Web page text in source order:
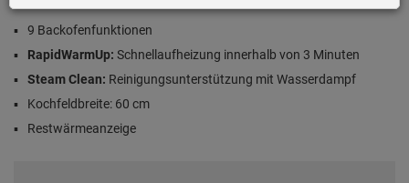
9 Backofenfunktionen
RapidWarmUp: Schnellaufheizung innerhalb von 3 Minuten
Steam Clean: Reinigungsunterstützung mit Wasserdampf
Kochfeldbreite: 60 cm
Restwärmeanzeige